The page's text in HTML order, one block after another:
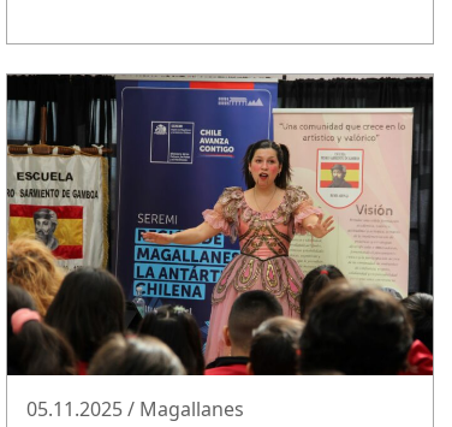
05.11.2025 / Magallanes